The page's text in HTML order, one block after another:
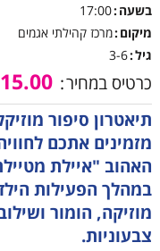
בשעה 17:00
מיקום מרכז קהילתי אגמים
גיל 3-6
כרטיס במחיר
תיאטרון סיפור
מזמינים אתכם
האהוב "איילת
במהלך הפעילות
מוזיקה, הומור
צבעוניות.